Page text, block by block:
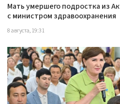
Мать умершего подростка из
с министром здравоохранения
8 августа, 19:31